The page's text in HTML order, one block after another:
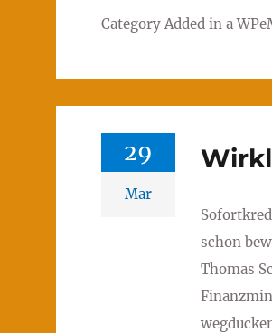
Category Added in a
29
Mar
schon
Thomas